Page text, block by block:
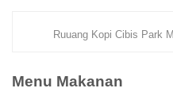
Ruuang Kopi Cibis Park
Menu Makanan